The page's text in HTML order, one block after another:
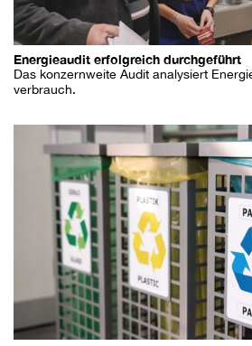
Energieaudit erfolgreich durchgeführt
Das konzernweite Audit analysiert
verbrauch.